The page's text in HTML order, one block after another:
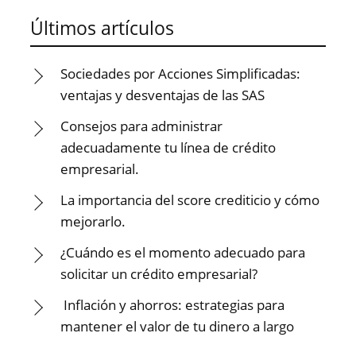
Últimos artículos
Sociedades por Acciones Simplificadas:
ventajas y desventajas de las SAS
Consejos para administrar
adecuadamente tu línea de crédito
empresarial.
La importancia del score crediticio y cómo
mejorarlo.
¿Cuándo es el momento adecuado para
solicitar un crédito empresarial?
Inflación y ahorros: estrategias para
mantener el valor de tu dinero a largo